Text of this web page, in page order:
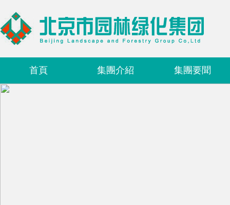
首頁 集團介紹 集團要聞